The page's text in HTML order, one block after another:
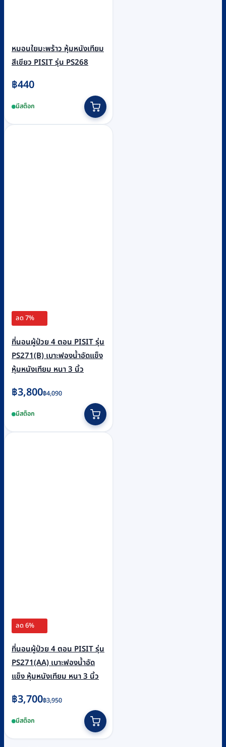
หมอนใยมะพร้าว หุ้มหนังเทียม
สีเขียว PISIT รุ่น PS268
฿440
มีสต็อก
ลด 7%
ที่นอนผู้ป่วย 4 ตอน PISIT รุ่น
PS271(B) เบาะฟองน้ำอัดแข็ง
หุ้มหนังเทียม หนา 3 นิ้ว
฿4,090
Original
was:
฿4,090.
฿3,800
Current
is:
฿3,800.
มีสต็อก
ลด 6%
ที่นอนผู้ป่วย 4 ตอน PISIT รุ่น
PS271(AA) เบาะฟองน้ำอัด
แข็ง หุ้มหนังเทียม หนา 3 นิ้ว
฿3,950
Original
was:
฿3,950.
฿3,700
Current
is:
฿3,700.
มีสต็อก